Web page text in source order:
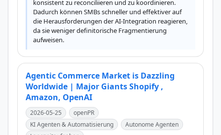
konsistent zu reconciliieren und zu koordinieren.
Dadurch können SMBs schneller und effektiver auf
die Herausforderungen der AI-Integration reagieren,
da sie weniger definitorische Fragmentierung
aufweisen.
Agentic Commerce Market is Dazzling
Worldwide | Major Giants Shopify ,
Amazon, OpenAI
2026-05-25
openPR
KI Agenten & Automatisierung
Autonome Agenten